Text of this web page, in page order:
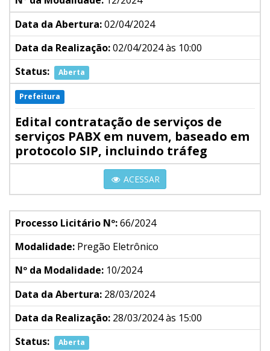
Data da Abertura:02/04/2024
Data da Realização:02/04/2024 às 10:00
Status:
Aberta
Prefeitura
Edital contratação de serviços de
serviços PABX em nuvem, baseado em
protocolo SIP, incluindo tráfeg
ACESSAR
Processo Licitário Nº:66/2024
Modalidade: Pregão Eletrônico
Nº da Modalidade: 10/2024
Data da Abertura: 28/03/2024
Data da Realização: 28/03/2024 às 15:00
Status:
Aberta